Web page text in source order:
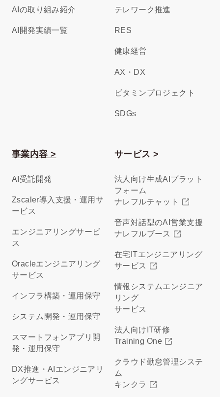
AIの取り組み紹介
AI開発実績一覧
テレワーク推進
RES
健康経営
AX・DX
ビタミンプロジェクト
SDGs
事業内容 >
AI受託開発
Zscaler導入支援・運用サ
ービス
エンジニアリングサービ
ス
Oracleエンジニアリング
サービス
インフラ構築・運用保守
システム開発・運用保守
スマートフォンアプリ開
発・運用保守
DX推進・AIエンジニアリ
ングサービス
サービス >
法人向け生成AIプラット
フォーム
ナレフルチャット
音声対話型のAI営業支援
ナレフルブース
在宅ITエンジニアリング
サービス
情報システムエンジニア
リング
サービス
法人向けIT研修
Training One
クラウド勤怠管理システ
ム
キンクラ